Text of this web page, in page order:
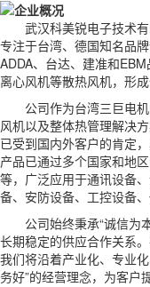
武汉科美锐电子技术
专注于台湾、德国知名品
ADDA、台达、建准和
离心风机等散热风机，形
公司作为台湾三巨电
风机以及整体热管理解决
已受到国内外客户的肯定
产品已通过多个国家和地
等，广泛应用于通讯设备
备、安防设备、工控设备
公司始终秉承“诚信为
长期稳定的供应合作关系
我们将沿着产业化、专业
务好”的经营理念，为客户